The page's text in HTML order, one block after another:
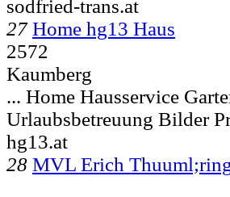
sodfried-trans.at
27 Home hg13 Haus
2572
Kaumberg
... Home Hausservice
Urlaubsbetreuung Bilder
hg13.at
28 MVL Erich